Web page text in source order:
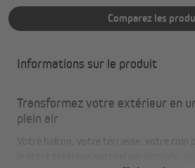
Comparez les
Informations sur le produit
Transformez votre extérieur en
plein air
Votre balcon, votre terrasse, votre coin